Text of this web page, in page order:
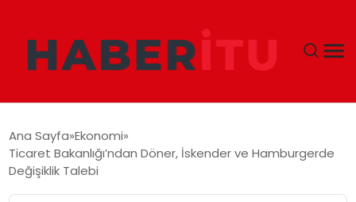
DÜNYA
Ana Sayfa Ekonomi
Ticaret Bakanlığı’ndan Döner, İskender ve Hamburgerde
Değişiklik Talebi